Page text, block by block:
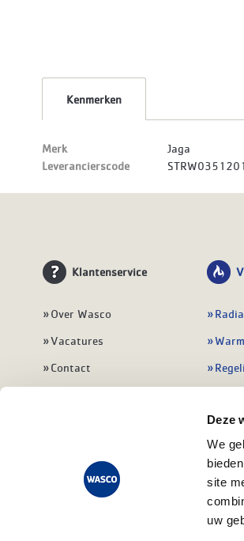
Deze
We
site
uw
Kenmerken
Merk
Jaga
Leverancierscode
Klantenservice
Over Wasco
Vacatures
Contact
Veelgestelde vragen
Alle